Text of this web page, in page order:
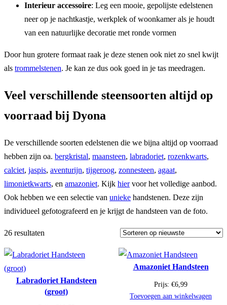
Interieur accessoire: Leg een mooie, gepolijste edelstenen
neer op je nachtkastje, werkplek of woonkamer als je houdt
van een natuurlijke decoratie met ronde vormen
Door hun grotere formaat raak je deze stenen ook niet zo snel kwijt
als trommelstenen. Je kan ze dus ook goed in je tas meedragen.
Veel verschillende steensoorten altijd op
voorraad bij Dyona
De verschillende soorten edelstenen die we bijna altijd op voorraad
hebben zijn oa. bergkristal, maansteen, labradoriet, rozenkwarts,
calciet, jaspis, aventurijn, tijgeroog, zonnesteen, agaat,
limonietkwarts, en amazoniet. Kijk hiervoor het volledige aanbod.
Ook hebben we een selectie van unieke handstenen. Deze zijn
individueel gefotografeerd en je krijgt de handsteen van de foto.
26 resultaten
Labradoriet Handsteen
(groot)
Amazoniet Handsteen
Prijs: €6,99
Toevoegen aan winkelwagen